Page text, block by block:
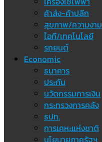
ค้าส่ง-ค้าปลีก
สุขภาพ/ความงาม
ไอที/เทคโนโลยี
รถยนต์
Economic
ธนาคาร
ประกัน
นวัตกรรมการเงิน
กระทรวงการคลัง
ธปท.
การเคหะแห่งชาติ
นโยบายภาครัฐฯ